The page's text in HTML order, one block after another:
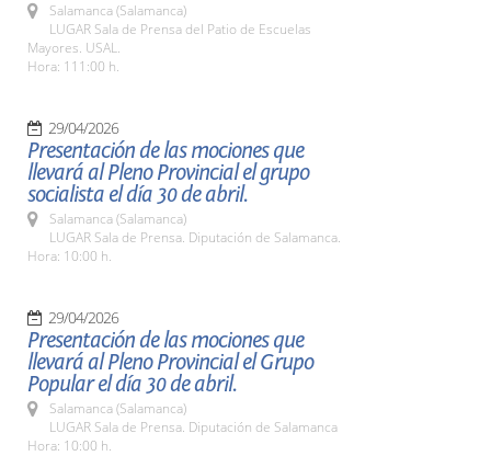
Salamanca (Salamanca)
LUGAR Sala de Prensa del Patio de Escuelas
Mayores. USAL.
Hora: 111:00 h.
29/04/2026
Presentación de las mociones que
llevará al Pleno Provincial el grupo
socialista el día 30 de abril.
Salamanca (Salamanca)
LUGAR Sala de Prensa. Diputación de Salamanca.
Hora: 10:00 h.
29/04/2026
Presentación de las mociones que
llevará al Pleno Provincial el Grupo
Popular el día 30 de abril.
Salamanca (Salamanca)
LUGAR Sala de Prensa. Diputación de Salamanca
Hora: 10:00 h.